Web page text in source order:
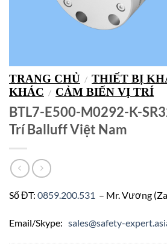
TRANG CHỦ / THIẾT BỊ
KHÁC / CẢM BIẾN VỊ TRÍ
BTL7-E500-M0292-K-
Trí Balluff Việt Nam
Số ĐT: 0859.200.531 – Mr. Vương
Email/Skype: sales@safety-